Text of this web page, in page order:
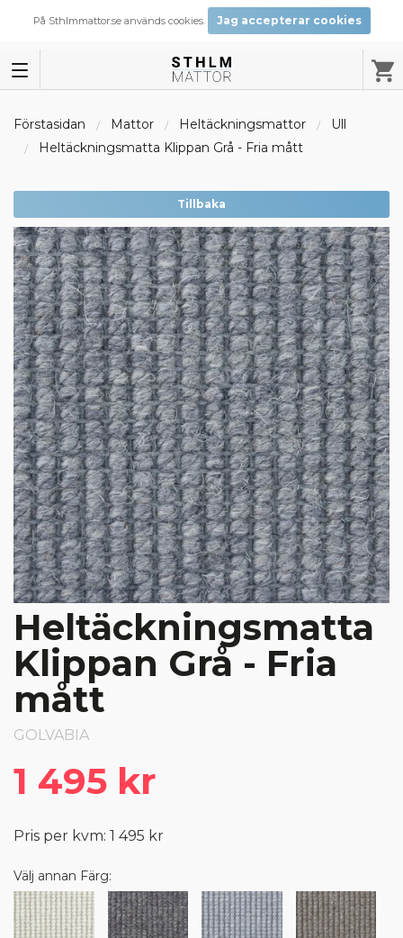
På Sthlmmattor.se används cookies. Jag accepterar cookies
Förstasidan Mattor Heltäckningsmattor
Ull
Heltäckningsmatta Klippan Grå - Fria mått
Tillbaka
Heltäckningsmatta
Klippan Grå - Fria
mått
GOLVABIA
1 495 kr
Pris per kvm: 1 495 kr
Välj annan Färg: